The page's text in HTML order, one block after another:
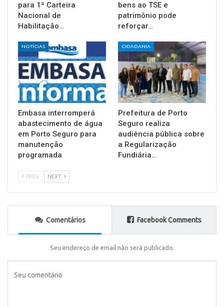
para 1ª Carteira
Nacional de
Habilitação…
bens ao TSE e
patrimônio pode
reforçar…
NOTÍCIAS
Embasa interromperá
abastecimento de água
em Porto Seguro para
manutenção
programada
CIDADANIA
Prefeitura de Porto
Seguro realiza
audiência pública sobre
a Regularização
Fundiária…
PREV NEXT
Comentários Facebook Comments
Seu endereço de email não será publicado.